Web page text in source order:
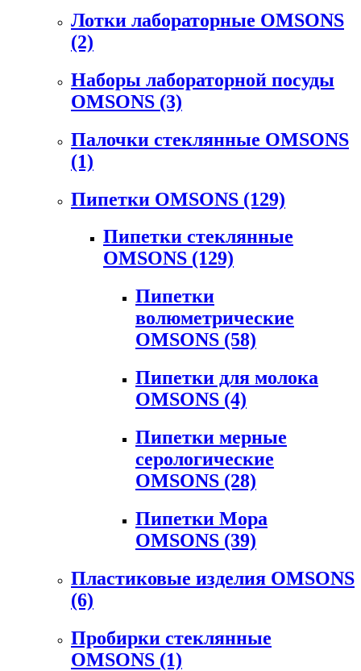
Лотки лабораторные OMSONS
(2)
Наборы лабораторной посуды
OMSONS (3)
Палочки стеклянные OMSONS
(1)
Пипетки OMSONS (129)
Пипетки стеклянные
OMSONS (129)
Пипетки
волюметрические
OMSONS (58)
Пипетки для молока
OMSONS (4)
Пипетки мерные
серологические
OMSONS (28)
Пипетки Мора
OMSONS (39)
Пластиковые изделия OMSONS
(6)
Пробирки стеклянные
OMSONS (1)